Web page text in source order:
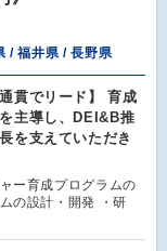
/ 福井県 / 長野県
貫でリード】 育成
主導し、DEI&B推
を支えていただき
ー育成プログラムの
の設計・開発 ・研